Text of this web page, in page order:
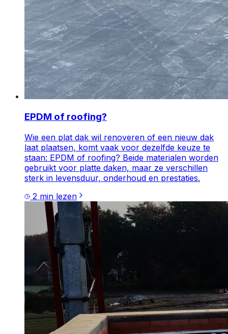
EPDM of roofing?
Wie een plat dak wil renoveren of een nieuw dak
laat plaatsen, komt vaak voor dezelfde keuze te
staan: EPDM of roofing? Beide materialen worden
gebruikt voor platte daken, maar ze verschillen
sterk in levensduur, onderhoud en prestaties.
2 min lezen